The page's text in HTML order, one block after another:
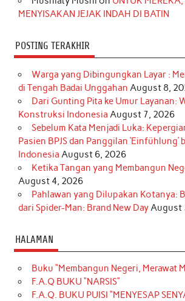
MENYISAKAN JEJAK INDAH DI BATIN
POSTING TERAKHIR
Warga yang Dibingungkan Layar :
di Tengah Badai Unggahan August 8,
Dari Gunting Pita ke Umur Layanan:
Konstruksi Indonesia August 7, 2026
Sebelum Kata Menjadi Luka:
Pasien BPJS dan Panggilan ‘Einfühlung’
Indonesia August 6, 2026
Ketika Tangan yang Membangun
August 4, 2026
Pahlawan yang Dilupakan Kotanya:
dari Spider-Man: Brand New Day August
HALAMAN
Buku “Membangun Negeri, Merawat
F.A.Q BUKU “NARSIS”
F.A.Q. BUKU PUISI “MENYESAP